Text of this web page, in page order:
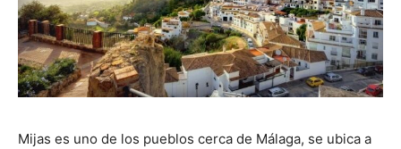
Mijas es uno de los pueblos cerca de Málaga, se ubica a